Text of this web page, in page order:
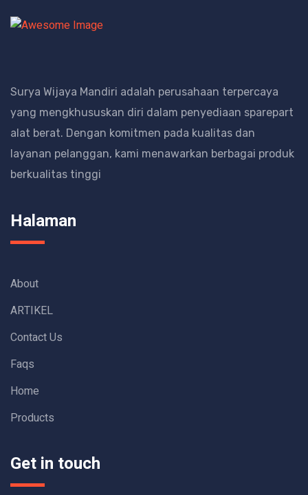
Surya Wijaya Mandiri adalah perusahaan terpercaya
yang mengkhususkan diri dalam penyediaan sparepart
alat berat. Dengan komitmen pada kualitas dan
layanan pelanggan, kami menawarkan berbagai produk
berkualitas tinggi
Halaman
About
ARTIKEL
Contact Us
Faqs
Home
Products
Get in touch